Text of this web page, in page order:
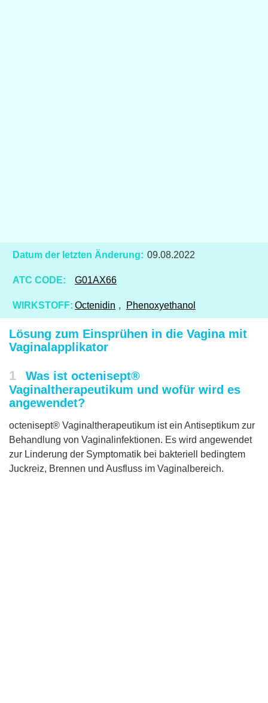
Datum der letzten Änderung: 09.08.2022
ATC CODE: G01AX66
WIRKSTOFF: Octenidin , Phenoxyethanol
Lösung zum Einsprühen in die Vagina mit
Vaginalapplikator
1
Was ist octenisept®
Vaginaltherapeutikum und wofür wird es
angewendet?
octenisept® Vaginaltherapeutikum ist ein Antiseptikum zur
Behandlung von Vaginalinfektionen. Es wird angewendet
zur Linderung der Symptomatik bei bakteriell bedingtem
Juckreiz, Brennen und Ausfluss im Vaginalbereich.